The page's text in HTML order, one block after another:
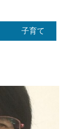
子育て